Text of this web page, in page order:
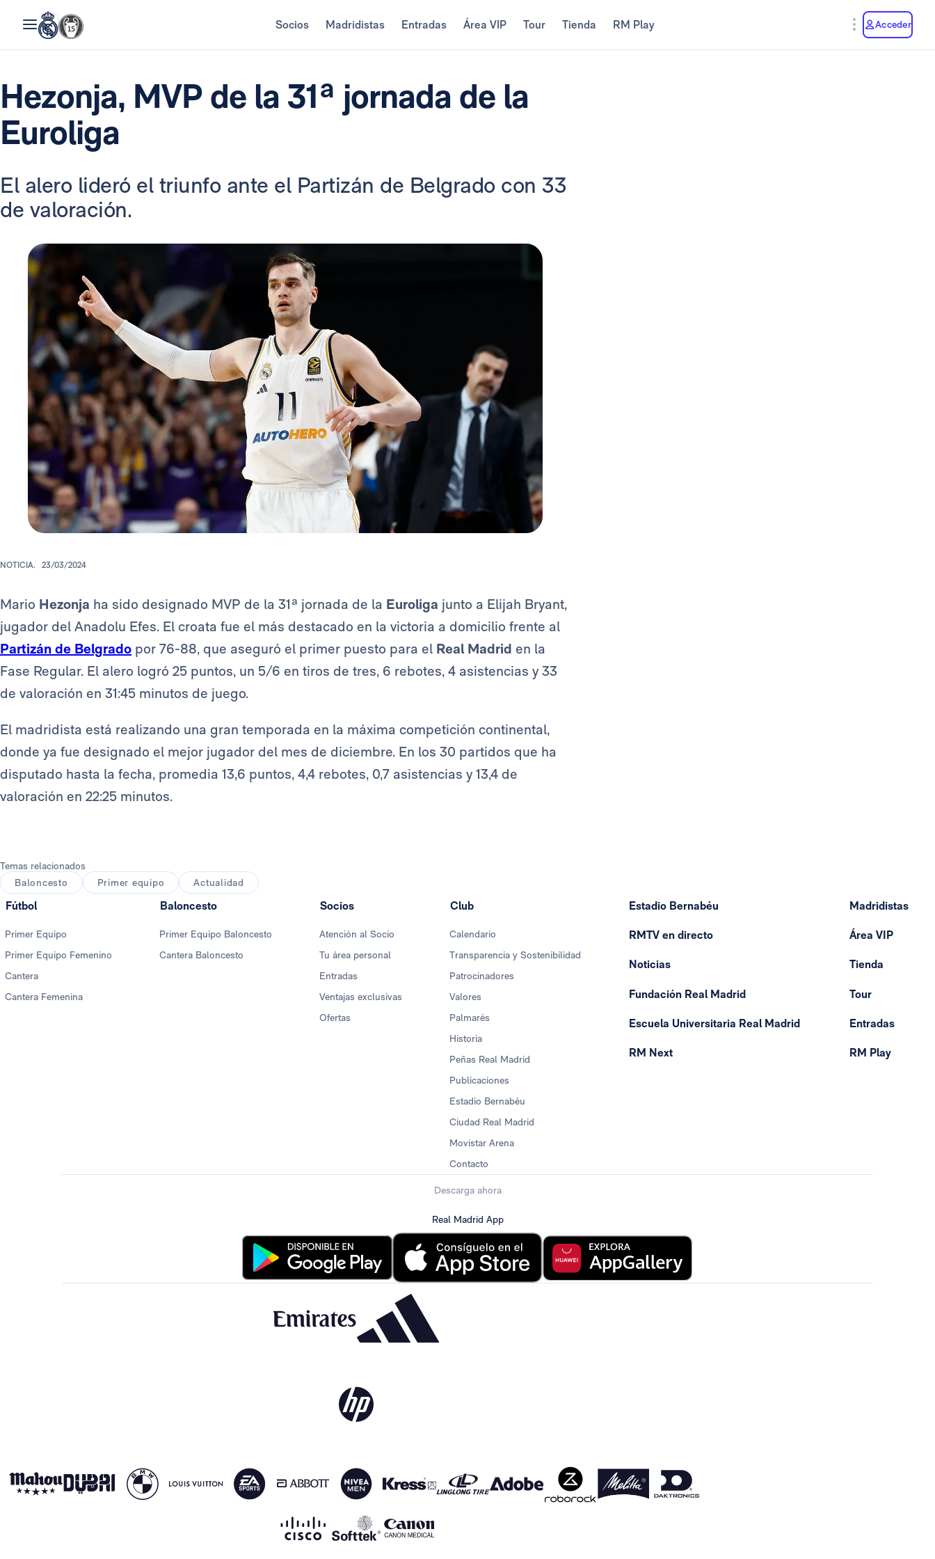
Socios Madridistas Entradas Área VIP Tour Tienda RM Play Acceder
Hezonja, MVP de la 31ª jornada de la
Euroliga
El alero lideró el triunfo ante el Partizán de Belgrado con 33
de valoración.
NOTICIA. 23/03/2024
Mario Hezonja ha sido designado MVP de la 31ª jornada de la Euroliga junto a Elijah Bryant,
jugador del Anadolu Efes. El croata fue el más destacado en la victoria a domicilio frente al
Partizán de Belgrado por 76-88, que aseguró el primer puesto para el Real Madrid en la
Fase Regular. El alero logró 25 puntos, un 5/6 en tiros de tres, 6 rebotes, 4 asistencias y 33
de valoración en 31:45 minutos de juego.
El madridista está realizando una gran temporada en la máxima competición continental,
donde ya fue designado el mejor jugador del mes de diciembre. En los 30 partidos que ha
disputado hasta la fecha, promedia 13,6 puntos, 4,4 rebotes, 0,7 asistencias y 13,4 de
valoración en 22:25 minutos.
Temas relacionados
Baloncesto
Primer equipo Actualidad
Fútbol
Primer Equipo
Primer Equipo Femenino
Cantera
Cantera Femenina
Baloncesto
Primer Equipo Baloncesto
Cantera Baloncesto
Socios
Atención al Socio
Tu área personal
Entradas
Ventajas exclusivas
Ofertas
Club
Calendario
Transparencia y Sostenibilidad
Patrocinadores
Valores
Palmarés
Historia
Peñas Real Madrid
Publicaciones
Estadio Bernabéu
Ciudad Real Madrid
Movistar Arena
Contacto
Estadio Bernabéu
RMTV en directo
Noticias
Fundación Real Madrid
Escuela Universitaria Real Madrid
RM Next
Madridistas
Área VIP
Tienda
Tour
Entradas
RM Play
Descarga ahora
Real Madrid App